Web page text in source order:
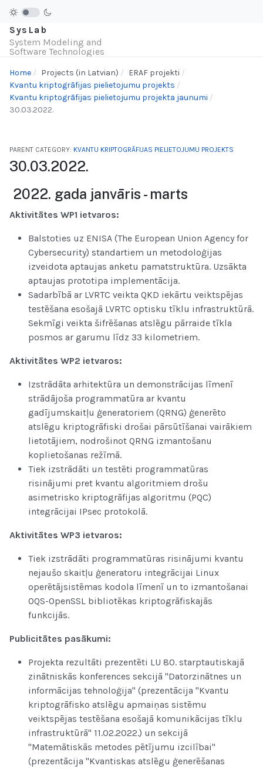
SysLab
System Modeling and
Software Technologies
Home Projects (in Latvian)
ERAF projekti
Kvantu kriptogrāfijas pielietojumu projekts
Kvantu kriptogrāfijas pielietojumu projekta jaunumi
30.03.2022.
PARENT CATEGORY: KVANTU KRIPTOGRĀFIJAS PIELIETOJUMU PROJEKTS
30.03.2022.
2022. gada janvāris - marts
Aktivitātes WP1 ietvaros:
Balstoties uz ENISA (The European Union Agency for
Cybersecurity) standartiem un metodoloģijas
izveidota aptaujas anketu pamatstruktūra. Uzsākta
aptaujas prototipa implementācija.
Sadarbībā ar LVRTC veikta QKD iekārtu veiktspējas
testēšana esošajā LVRTC optisku tīklu infrastruktūrā.
Sekmīgi veikta šifrēšanas atslēgu pārraide tīkla
posmos ar garumu līdz 33 kilometriem.
Aktivitātes WP2 ietvaros:
Izstrādāta arhitektūra un demonstrācijas līmenī
strādājoša programmatūra ar kvantu
gadījumskaitļu ģeneratoriem (QRNG) ģenerēto
atslēgu kriptogrāfiski drošai pārsūtīšanai vairākiem
lietotājiem, nodrošinot QRNG izmantošanu
koplietošanas režīmā.
Tiek izstrādāti un testēti programmatūras
risinājumi pret kvantu algoritmiem drošu
asimetrisko kriptogrāfijas algoritmu (PQC)
integrācijai IPsec protokolā.
Aktivitātes WP3 ietvaros:
Tiek izstrādāti programmatūras risinājumi kvantu
nejaušo skaitļu ģeneratoru integrācijai Linux
operētājsistēmas kodola līmenī un to izmantošanai
OQS-OpenSSL bibliotēkas kriptogrāfiskajās
funkcijās.
Publicitātes pasākumi:
Projekta rezultāti prezentēti LU 80. starptautiskajā
zinātniskās konferences sekcijā "Datorzinātnes un
informācijas tehnoloģija" (prezentācija "Kvantu
kriptogrāfisko atslēgu apmaiņas sistēmu
veiktspējas testēšana esošajā komunikācijas tīklu
infrastruktūrā" 11.02.2022.) un sekcijā
"Matemātiskās metodes pētījumu izcilībai"
(prezentācija "Kvantiskas atslēgu ģenerēšanas